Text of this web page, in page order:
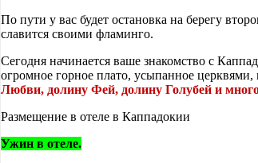
По пути у вас будет остановка на берегу
славится своими фламинго.
Сегодня начинается ваше знакомство с
огромное горное плато, усыпанное
Любви, долину Фей, долину Голубей и
Размещение в отеле в Каппадокии
Ужин в отеле.